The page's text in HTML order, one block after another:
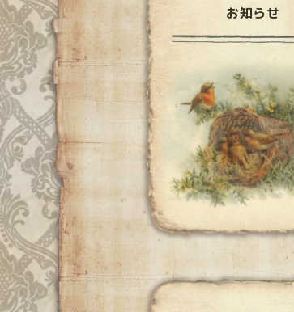
お知らせ